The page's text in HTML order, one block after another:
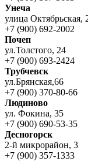
Унеча
улица Октябрьская,
+7 (900) 692-2002
Почеп
ул.Толстого, 24
+7 (900) 693-2424
Трубчевск
ул.Брянская,66
+7 (900) 370-80-66
Людиново
ул. Фокина, 35
+7 (900) 690-53-35
Десногорск
2-й микрорайон, 3
+7 (900) 357-1333